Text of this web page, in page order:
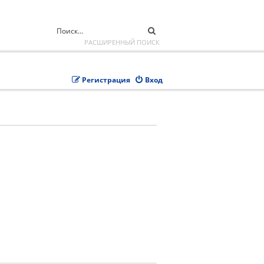
РАСШИРЕННЫЙ ПОИСК
Вход
Регистрация